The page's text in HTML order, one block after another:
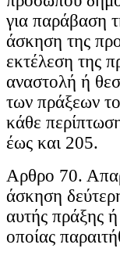
για παράβαση
άσκηση της
εκτέλεση της
αναστολή ή
των πράξεων
κάθε
έως και 205.
Αρθρο 70.
άσκηση
αυτής πράξης
οποίας